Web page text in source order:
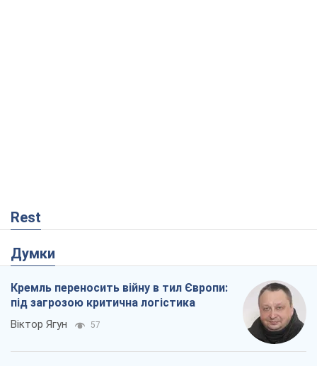
Rest
Думки
Кремль переносить війну в тил Європи:
під загрозою критична логістика
Віктор Ягун 57